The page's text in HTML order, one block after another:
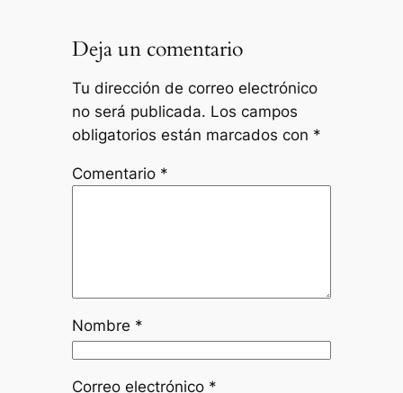
Deja un comentario
Tu dirección de correo electrónico
no será publicada. Los campos
obligatorios están marcados con *
Comentario *
Nombre *
Correo electrónico *